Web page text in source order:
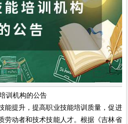
训机构的公告
提升，提高职业技能培训质量，促进
劳动者和技术技能人才。根据《吉林省